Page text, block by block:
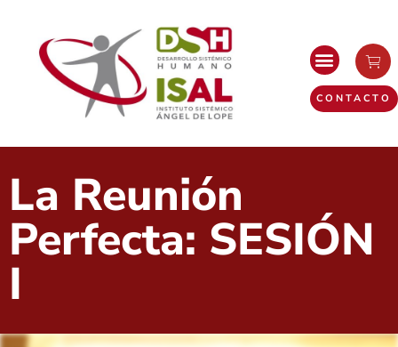
CONTACTO
La Reunión
Perfecta: SESIÓN
I